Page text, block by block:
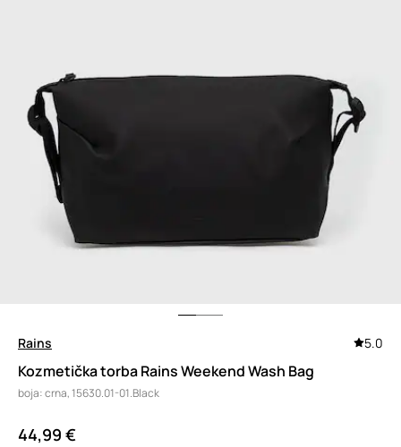
Rains 5.0
Kozmetička torba Rains Weekend Wash Bag
boja: crna, 15630.01-01.Black
44,99 €